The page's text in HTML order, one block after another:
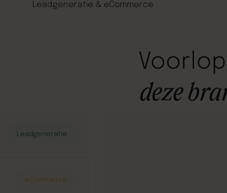
Leadgeneratie & eCommerce
deze
Leadgeneratie
eCommerce